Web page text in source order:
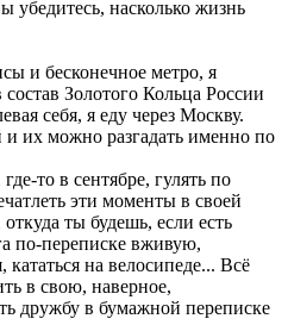
убедитесь, насколько жизнь
и бесконечное метро, я
Золотого Кольца России
себя, я еду через Москву.
их можно разгадать именно по
то в сентябре, гулять по
эти моменты в своей
ты будешь, если есть
по-переписке вживую,
кататься на велосипеде... Всё
в свою, наверное,
дружбу в бумажной переписке